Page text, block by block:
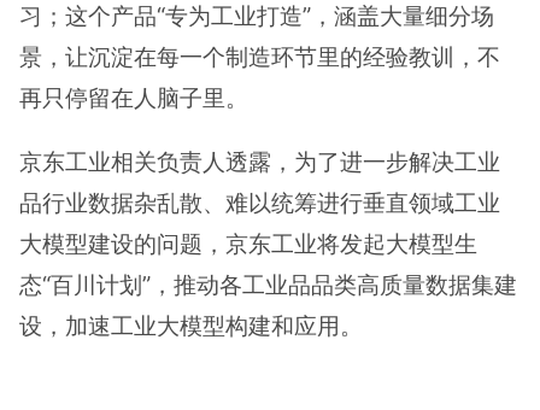
习；这个产品“专为工业打造”，涵盖大量细分场
景，让沉淀在每一个制造环节里的经验教训，不
再只停留在人脑子里。
京东工业相关负责人透露，为了进一步解决工业
品行业数据杂乱散、难以统筹进行垂直领域工业
大模型建设的问题，京东工业将发起大模型生
态“百川计划”，推动各工业品品类高质量数据集建
设，加速工业大模型构建和应用。